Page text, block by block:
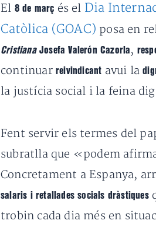
El 8 de març és el Dia
Catòlica (GOAC) posa en
Cristiana Josefa Valerón Cazorla ,
continuar reivindicant avui la
la justícia social i la feina
Fent servir els termes del
subratlla que «podem
Concretament a Espanya,
salaris i retallades socials dràstiques
trobin cada dia més en